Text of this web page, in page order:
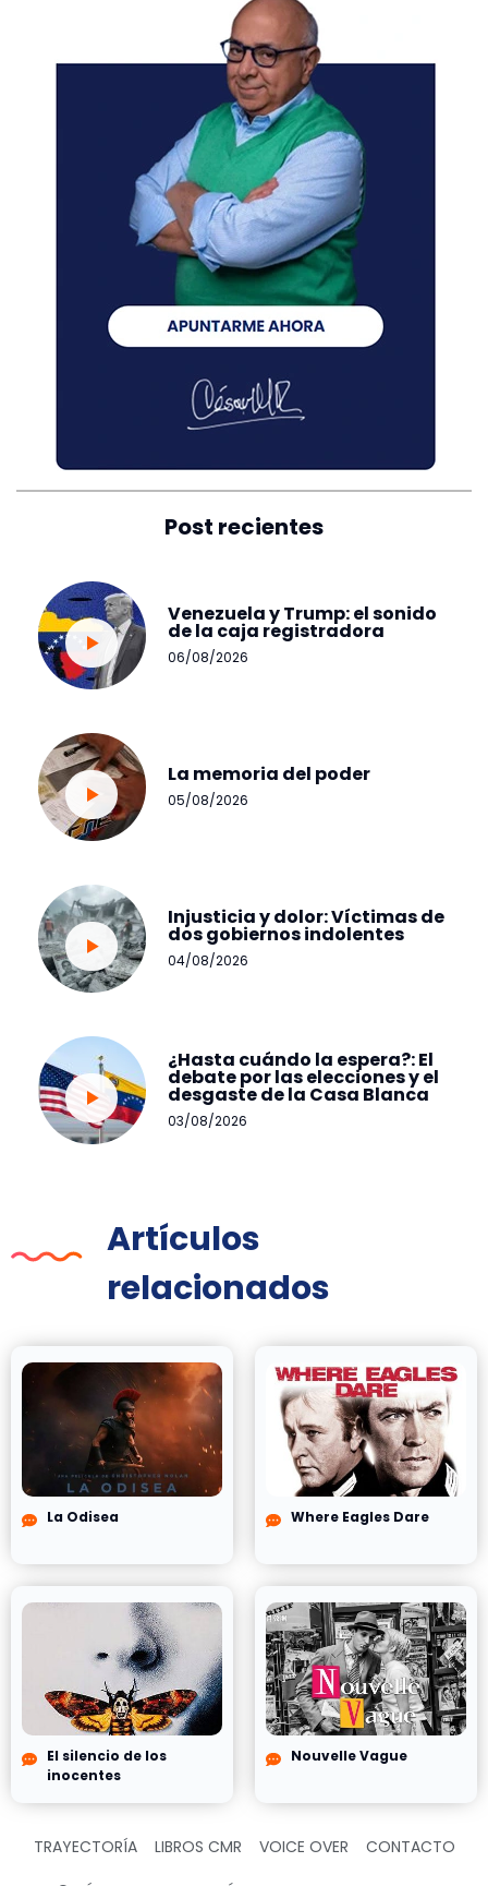
Post recientes
Venezuela y Trump: el sonido
de la caja registradora
06/08/2026
La memoria del poder
05/08/2026
Injusticia y dolor: Víctimas de
dos gobiernos indolentes
04/08/2026
¿Hasta cuándo la espera?: El
debate por las elecciones y el
desgaste de la Casa Blanca
03/08/2026
Artículos
relacionados
La Odisea Where Eagles Dare
El silencio de los
inocentes
Nouvelle Vague
TRAYECTORÍA LIBROS CMR VOICE OVER CONTACTO